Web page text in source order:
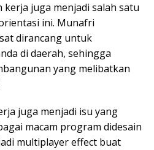
juga menjadi salah satu
ini. Munafri
dirancang untuk
di daerah, sehingga
yang melibatkan
juga menjadi isu yang
macam program didesain
multiplayer effect buat